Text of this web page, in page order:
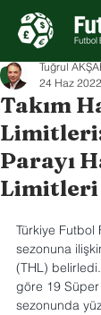
Takım
Parayı
Limitleri
Tuğrul
24 Haz 2022
Türkiye Futbol
sezonuna
(THL) belirledi.
göre 19
sezonunda